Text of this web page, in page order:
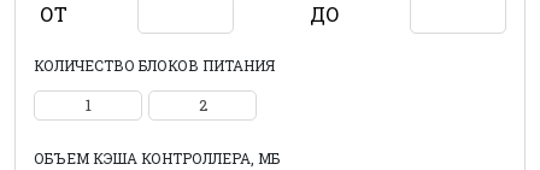
ОТ ДО
КОЛИЧЕСТВО БЛОКОВ ПИТАНИЯ
1 2
ОБЪЕМ КЭША КОНТРОЛЛЕРА, МБ